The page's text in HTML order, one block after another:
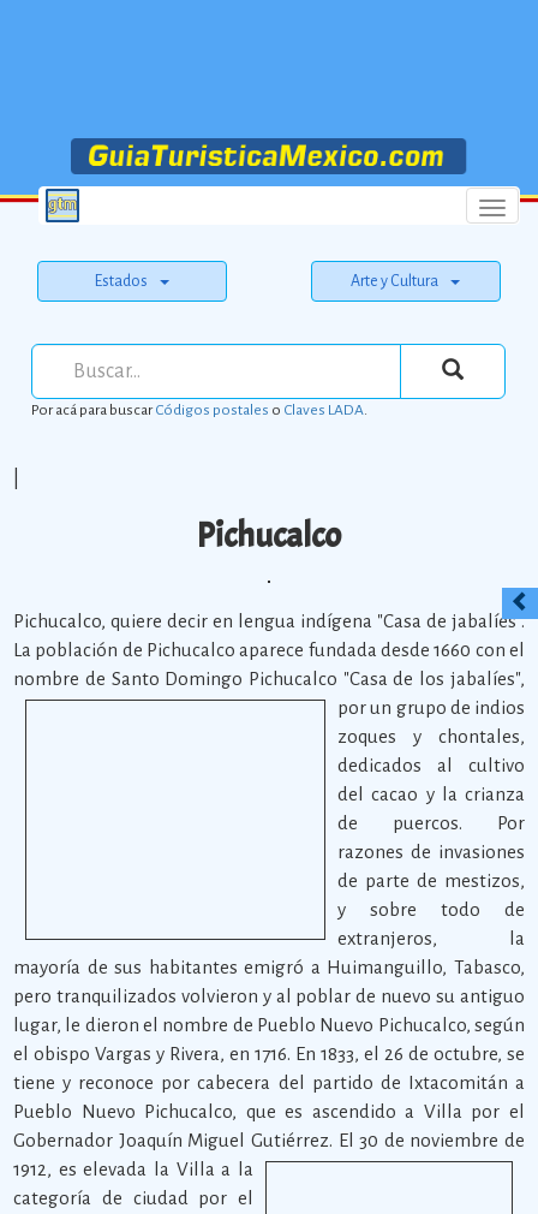
Menu
Estados Arte y Cultura
Por acá para buscarCódigos postales o Claves LADA.
Pichucalco
Pichucalco, quiere decir en lengua indígena "Casa de jabalíes".
La población de Pichucalco aparece fundada desde 1660 con el
nombre de Santo Domingo Pichucalco "Casa de los jabalíes",
por un grupo de indios
zoques y chontales,
dedicados al cultivo
del cacao y la crianza
de puercos. Por
razones de invasiones
de parte de mestizos,
y sobre todo de
extranjeros, la
mayoría de sus habitantes emigró a Huimanguillo, Tabasco,
pero tranquilizados volvieron y al poblar de nuevo su antiguo
lugar, le dieron el nombre de Pueblo Nuevo Pichucalco, según
el obispo Vargas y Rivera, en 1716. En 1833, el 26 de octubre, se
tiene y reconoce por cabecera del partido de Ixtacomitán a
Pueblo Nuevo Pichucalco, que es ascendido a Villa por el
Gobernador Joaquín Miguel Gutiérrez. El 30 de noviembre de
1912, es elevada la Villa a la
categoría de ciudad por el